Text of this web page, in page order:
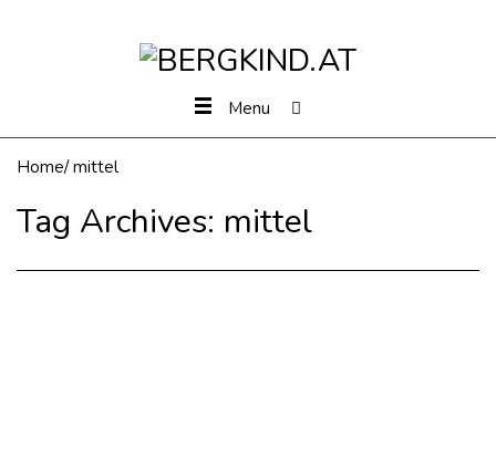
Menu
Home/ mittel
Tag Archives: mittel